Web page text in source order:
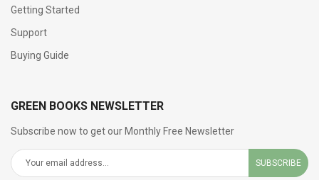
Getting Started
Support
Buying Guide
GREEN BOOKS NEWSLETTER
Subscribe now to get our Monthly Free Newsletter
SUBSCRIBE